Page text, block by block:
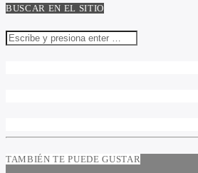
BUSCAR EN EL SITIO
TAMBIÉN TE PUEDE GUSTAR